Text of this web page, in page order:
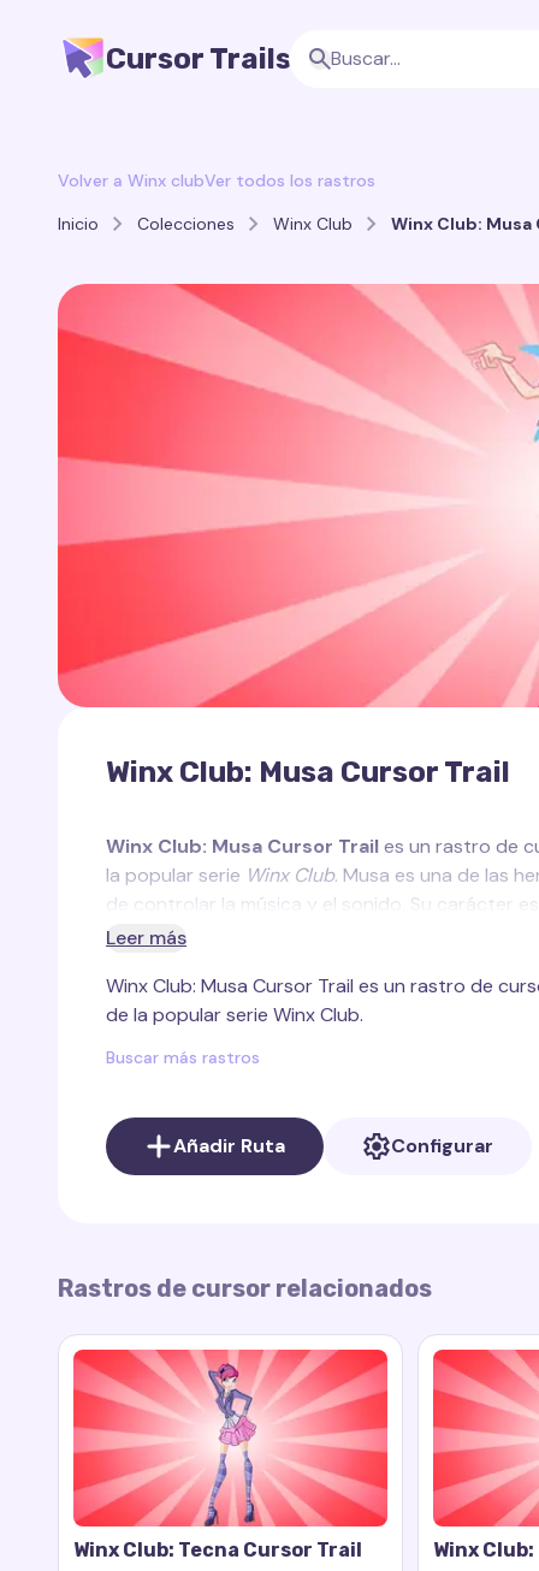
Cursor Trails
Volver a Winx clubVer todos los rastros
Inicio
Colecciones Winx Club Winx Club: Musa
Winx Club: Musa Cursor Trail
Winx Club: Musa Cursor Trailes un rastro de
la popular serie Winx Club. Musa es una de las
de controlar la música y el sonido. Su carácter
Musa se asocia con tonos oscuros de azul,
El rastro de cursor creado para Musa refleja la
morados y azules que pulsan y cambian al
cursor agrega magia y elegancia a tu página
también otros maravillosos cursores inspirados
Aisha. Cada rastro de cursor tiene su propia
Clubaquí:Winx Club Cursor Trails Collection
Leer más
Winx Club: Musa Cursor Trail es un rastro de
de la popular serie Winx Club.
Buscar más rastros
Añadir Ruta Configurar
Rastros de cursor relacionados
Winx Club: Tecna Cursor Trail Winx